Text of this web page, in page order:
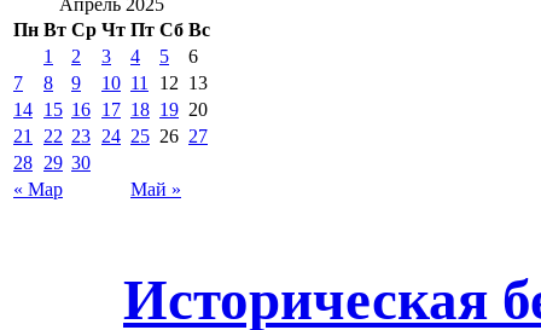
Пн Вт Ср Чт Пт Сб Вс
« Мар Май »
1 2 3 4 5
6
7
8 9 10 11 12 13
14 15 16 17 18 19 20
21
22 23 24 25 26 27
28 29 30
Историческая